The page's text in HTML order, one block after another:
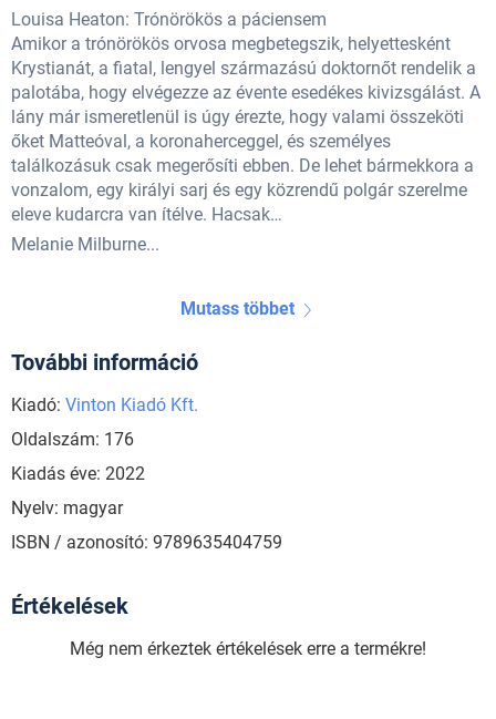
Louisa Heaton: Trónörökös a páciensem
Amikor a trónörökös orvosa megbetegszik, helyettesként
Krystianát, a fiatal, lengyel származású doktornőt rendelik a
palotába, hogy elvégezze az évente esedékes kivizsgálást. A
lány már ismeretlenül is úgy érezte, hogy valami összeköti
őket Matteóval, a koronaherceggel, és személyes
találkozásuk csak megerősíti ebben. De lehet bármekkora a
vonzalom, egy királyi sarj és egy közrendű polgár szerelme
eleve kudarcra van ítélve. Hacsak…
Melanie Milburne...
Mutass többet
További információ
Kiadó: Vinton Kiadó Kft.
Oldalszám: 176
Kiadás éve: 2022
Nyelv: magyar
ISBN / azonosító: 9789635404759
Értékelések
Még nem érkeztek értékelések erre a termékre!